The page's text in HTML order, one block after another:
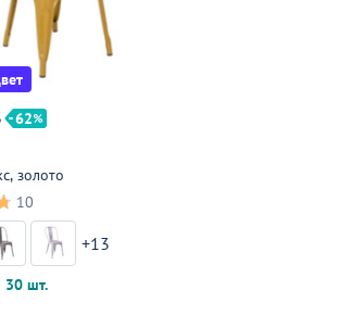
62
золото
10
+13
30 шт.